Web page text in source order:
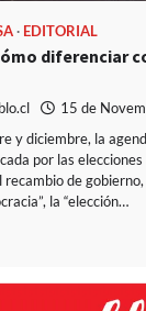
EDITORIAL
diferenciar
15 de
y diciembre, la
por las
de
la “elección…